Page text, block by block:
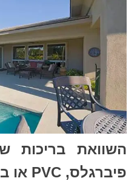
השוואת בריכות
פיברגלס, PVC או בטון?